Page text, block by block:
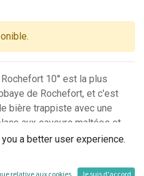
10° est la plus
de Rochefort, et c'est
bière trappiste avec une
aux saveurs maltées et
mais fin, noble et racé.
a better user experience.
relative aux cookies Je suis d'accord